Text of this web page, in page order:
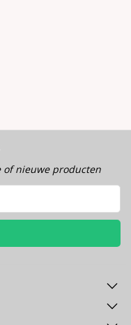
nieuwe producten